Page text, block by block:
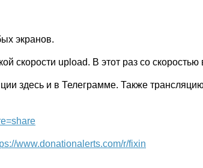
экранов.
скорости upload. В этот раз со скоростью
здесь и в Телеграмме. Также
www.donationalerts.com/r/fixin